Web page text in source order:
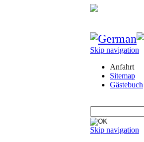
Skip navigation
Anfahrt
Sitemap
Gästebuch
Skip navigation